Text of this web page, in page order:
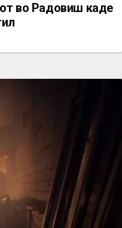
во Радовиш каде